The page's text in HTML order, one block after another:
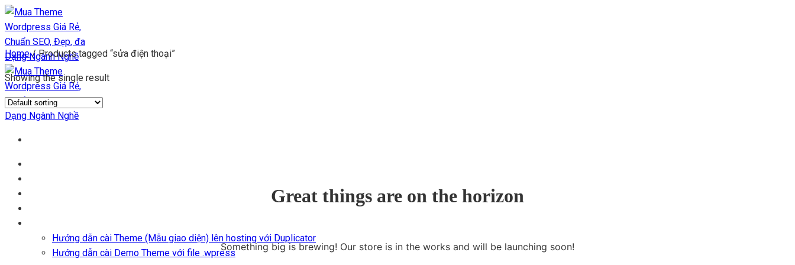
Chuyển
đến
nội
dung
Hướng dẫn cài Theme (Mẫu giao diện) lên hosting với Duplicator
Hướng dẫn cài Demo Theme với file .wpress
Home /Products tagged “sửa điện thoại”
Showing the single result
Great things are on the horizon
Something big is brewing! Our store is in the works and will be launching soon!